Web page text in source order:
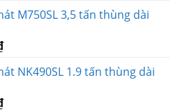
M750SL 3,5 tấn thùng dài
NK490SL 1.9 tấn thùng dài